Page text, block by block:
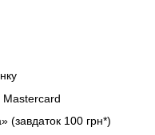
Mastercard
(завдаток 100 грн*)